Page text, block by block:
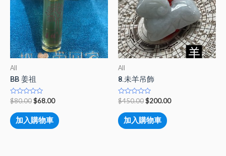
All
BB 姜祖
Rated
0
out
of
5
$80.00$68.00
加入購物車
All
8.未羊吊飾
Rated
0
out
of
5
$450.00$200.00
加入購物車